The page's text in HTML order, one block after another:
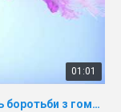
01:01
17 травня IDAHO. Міжнародний день боротьби з гомофобією трансфобією і біфобія.